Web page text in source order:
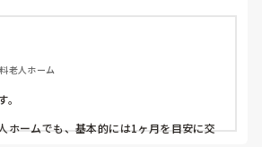
老人ホーム
ホームでも、基本的には1ヶ月を目安に交